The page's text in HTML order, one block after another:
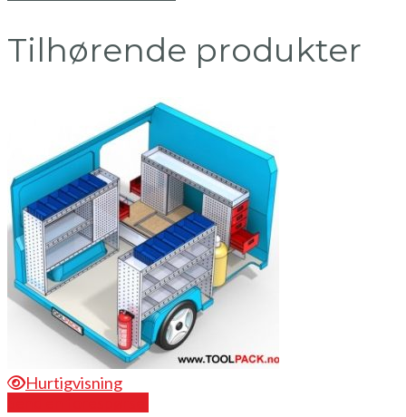
Tilhørende produkter
Hurtigvisning